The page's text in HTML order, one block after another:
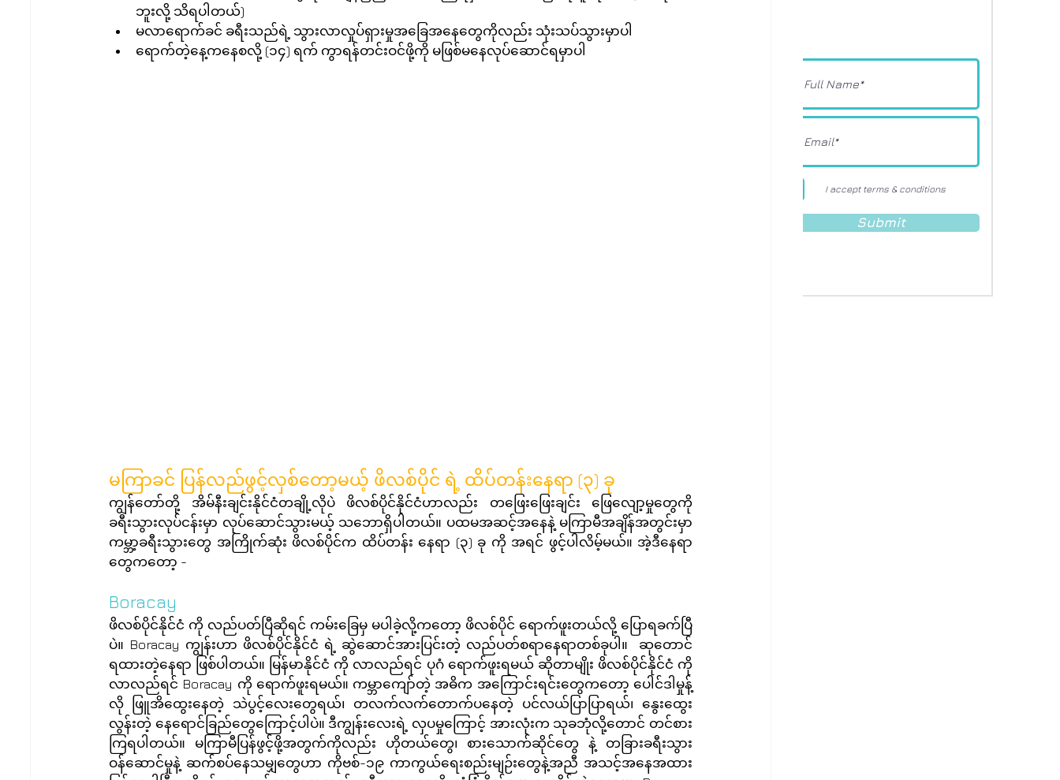
I accept terms & conditions
Submit
ဘူးလို့ သိရပါတယ်)
မလာရောက်ခင် ခရီးသည်ရဲ့ သွားလာလှုပ်ရှားမှုအခြေအနေတွေကိုလည်း သုံးသပ်သွားမှာပါ
ရောက်တဲ့နေ့ကနေစလို့ (၁၄) ရက် ကွာရန်တင်းဝင်ဖို့ကို မဖြစ်မနေလုပ်ဆောင်ရမှာပါ
မကြာခင် ပြန်လည်ဖွင့်လှစ်တော့မယ့် ဖိလစ်ပိုင် ရဲ့ ထိပ်တန်းနေရာ (၃) ခု
ကျွန်တော်တို့ အိမ်နီးချင်းနိုင်ငံတချို့လိုပဲ ဖိလစ်ပိုင်နိုင်ငံဟာလည်း တဖြေးဖြေးချင်း ဖြေလျော့မှုတွေကို
ခရီးသွားလုပ်ငန်းမှာ လုပ်ဆောင်သွားမယ့် သဘောရှိပါတယ်။ ပထမအဆင့်အနေနဲ့ မကြာမီအချိန်အတွင်းမှာ
ကမ္ဘာ့ခရီးသွားတွေ အကြိုက်ဆုံး ဖိလစ်ပိုင်က ထိပ်တန်း နေရာ (၃) ခု ကို အရင် ဖွင့်ပါလိမ့်မယ်။ အဲ့ဒီနေရာ
တွေကတော့ -
Boracay
ဖိလစ်ပိုင်နိုင်ငံ ကို လည်ပတ်ပြီဆိုရင် ကမ်းခြေမှ မပါခဲ့လို့ကတော့ ဖိလစ်ပိုင် ရောက်ဖူးတယ်လို့ ပြောရခက်ပြီ
ပဲ။ Boracay ကျွန်းဟာ ဖိလစ်ပိုင်နိုင်ငံ ရဲ့ ဆွဲဆောင်အားပြင်းတဲ့ လည်ပတ်စရာနေရာတစ်ခုပါ။  ဆုတောင်
ရထားတဲ့နေရာ ဖြစ်ပါတယ်။ မြန်မာနိုင်ငံ ကို လာလည်ရင် ပုဂံ ရောက်ဖူးရမယ် ဆိုတာမျိုး ဖိလစ်ပိုင်နိုင်ငံ ကို
လာလည်ရင် Boracay ကို ရောက်ဖူးရမယ်။ ကမ္ဘာကျော်တဲ့ အဓိက အကြောင်းရင်းတွေကတော့ ပေါင်ဒါမှုန့်
လို ဖြူအိထွေးနေတဲ့ သဲပွင့်လေးတွေရယ်၊ တလက်လက်တောက်ပနေတဲ့ ပင်လယ်ပြာပြာရယ်၊ နွေးထွေး
လွန်းတဲ့ နေရောင်ခြည်တွေကြောင့်ပါပဲ။ ဒီကျွန်းလေးရဲ့ လှပမှုကြောင့် အားလုံးက သုခဘုံလို့တောင် တင်စား
ကြရပါတယ်။ မကြာမီပြန်ဖွင့်ဖို့အတွက်ကိုလည်း ဟိုတယ်တွေ၊ စားသောက်ဆိုင်တွေ နဲ့ တခြားခရီးသွား
ဝန်ဆောင်မှုနဲ့ ဆက်စပ်နေသမျှတွေဟာ ကိုဗစ်-၁၉ ကာကွယ်ရေးစည်းမျဉ်းတွေနဲ့အညီ အသင့်အနေအထား